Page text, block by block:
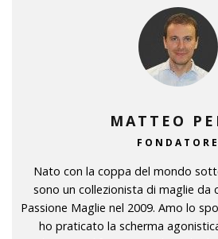
MATTEO
FONDATORE
Nato con la coppa del mondo
sono un collezionista di maglie da
Passione Maglie nel 2009. Amo lo
ho praticato la scherma